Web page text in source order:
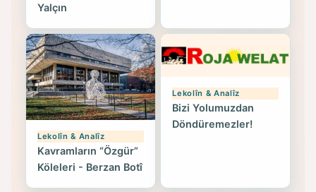
Yalçın
Lekolîn & Analîz
Kavramların “Özgür”
Köleleri - Berzan Botî
Lekolîn & Analîz
Bizi Yolumuzdan
Döndüremezler!